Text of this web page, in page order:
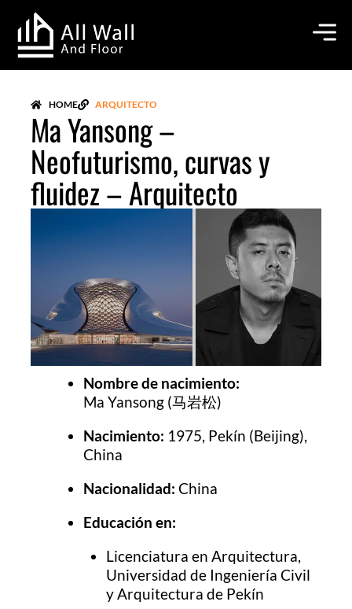
contenido
HOME ARQUITECTO
Ma Yansong –
Neofuturismo, curvas y
fluidez – Arquitecto
Nombre de nacimiento:
Ma Yansong (马岩松)
Nacimiento: 1975, Pekín (Beijing),
China
Nacionalidad: China
Educación en:
Licenciatura en Arquitectura,
Universidad de Ingeniería Civil
y Arquitectura de Pekín